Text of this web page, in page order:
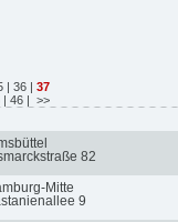
| 36 | 37
| 46 | >>
82
Mitte
9